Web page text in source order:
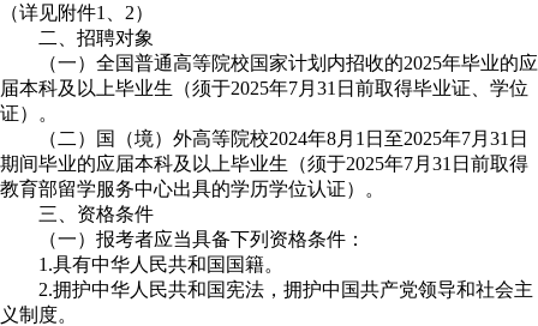
（详见附件1、2）
二、招聘对象
（一）全国普通高等院校国家计划内招收的2025年毕业的应
届本科及以上毕业生（须于2025年7月31日前取得毕业证、学位
证）。
（二）国（境）外高等院校2024年8月1日至2025年7月31日
期间毕业的应届本科及以上毕业生（须于2025年7月31日前取得
教育部留学服务中心出具的学历学位认证）。
三、资格条件
（一）报考者应当具备下列资格条件：
1.具有中华人民共和国国籍。
2.拥护中华人民共和国宪法，拥护中国共产党领导和社会主
义制度。